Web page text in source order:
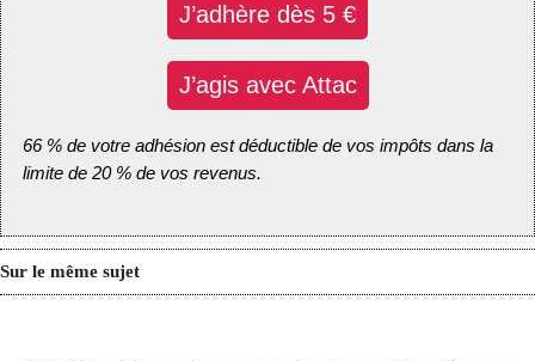
J’adhère dès 5 €
J’agis avec Attac
66 % de votre adhésion est déductible de vos impôts dans la
limite de 20 % de vos revenus.
Sur le même sujet